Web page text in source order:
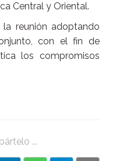
Central y Oriental.
reunión adoptando
con el fin de
los compromisos
...